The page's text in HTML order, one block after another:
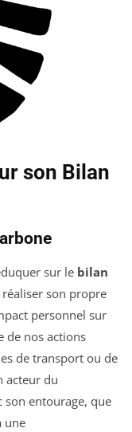
son Bilan
sur le bilan
son propre
personnel sur
de nos actions
de transport ou de
acteur du
son entourage, que
une